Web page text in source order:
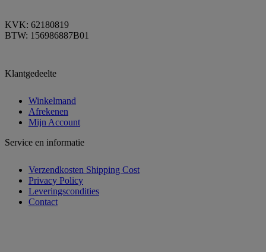
KVK: 62180819
BTW: 156986887B01
Klantgedeelte
Winkelmand
Afrekenen
Mijn Account
Service en informatie
Verzendkosten Shipping Cost
Privacy Policy
Leveringscondities
Contact